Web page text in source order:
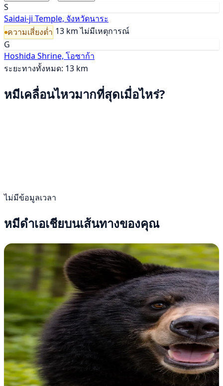
S
Saidai-ji Temple, จังหวัดนาระ
ความเสี่ยงต่ำ 13 km ไม่มีเหตุการณ์
G
Hoshida Shrine, โอซาก้า
ระยะทางทั้งหมด: 13 km
หมีเคลื่อนไหวมากที่สุดเมื่อไหร่?
ไม่มีข้อมูลเวลา
หมีดำเอเชียบนเส้นทางของคุณ